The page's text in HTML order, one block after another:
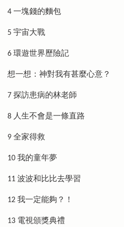
4 一塊錢的麵包
5 宇宙大戰
6 環遊世界歷險記
想一想：神對我有甚麼心意？
7 探訪患病的林老師
8 人生不會是一條直路
9 全家得救
10 我的童年夢
11 波波和比比去學習
12 我一定能夠？！
13 電視頒獎典禮